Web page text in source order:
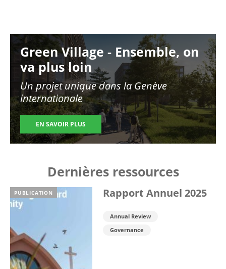
Image
Green Village - Ensemble, on
va plus loin
Un projet unique dans la Genève
internationale
EN SAVOIR PLUS
Dernières ressources
PUBLICATION Rapport Annuel 2025
Annual Review
Governance